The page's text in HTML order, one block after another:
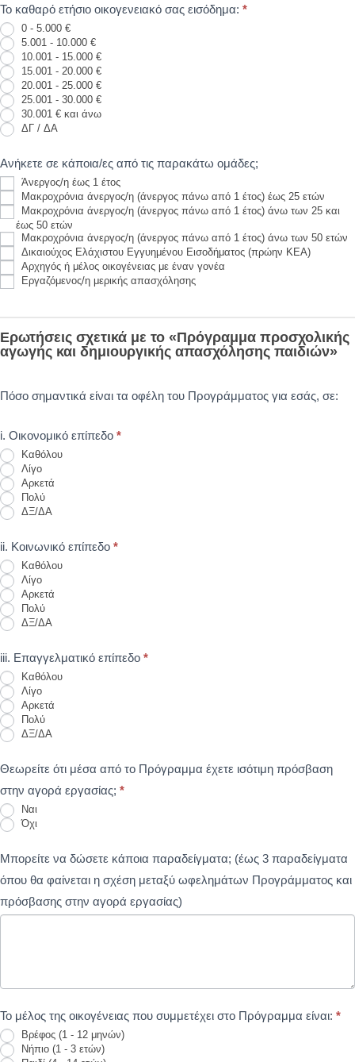
Το καθαρό ετήσιο οικογενειακό σας εισόδημα: *
0 - 5.000 €
5.001 - 10.000 €
10.001 - 15.000 €
15.001 - 20.000 €
20.001 - 25.000 €
25.001 - 30.000 €
30.001 € και άνω
ΔΓ / ΔΑ
Ανήκετε σε κάποια/ες από τις παρακάτω ομάδες;
Άνεργος/η έως 1 έτος
Μακροχρόνια άνεργος/η (άνεργος πάνω από 1 έτος) έως 25 ετών
Μακροχρόνια άνεργος/η (άνεργος πάνω από 1 έτος) άνω των 25 και
έως 50 ετών
Μακροχρόνια άνεργος/η (άνεργος πάνω από 1 έτος) άνω των 50 ετών
Δικαιούχος Ελάχιστου Εγγυημένου Εισοδήματος (πρώην ΚΕΑ)
Αρχηγός ή μέλος οικογένειας με έναν γονέα
Εργαζόμενος/η μερικής απασχόλησης
Ερωτήσεις σχετικά με το «Πρόγραμμα προσχολικής
αγωγής και δημιουργικής απασχόλησης παιδιών»
Πόσο σημαντικά είναι τα οφέλη του Προγράμματος για εσάς, σε:
i. Οικονομικό επίπεδο *
Καθόλου
Λίγο
Αρκετά
Πολύ
ΔΞ/ΔΑ
ii. Κοινωνικό επίπεδο *
Καθόλου
Λίγο
Αρκετά
Πολύ
ΔΞ/ΔΑ
iii. Επαγγελματικό επίπεδο *
Καθόλου
Λίγο
Αρκετά
Πολύ
ΔΞ/ΔΑ
Θεωρείτε ότι μέσα από το Πρόγραμμα έχετε ισότιμη πρόσβαση
στην αγορά εργασίας; *
Ναι
Όχι
Μπορείτε να δώσετε κάποια παραδείγματα; (έως 3 παραδείγματα
όπου θα φαίνεται η σχέση μεταξύ ωφελημάτων Προγράμματος και
πρόσβασης στην αγορά εργασίας)
Το μέλος της οικογένειας που συμμετέχει στο Πρόγραμμα είναι: *
Βρέφος (1 - 12 μηνών)
Νήπιο (1 - 3 ετών)